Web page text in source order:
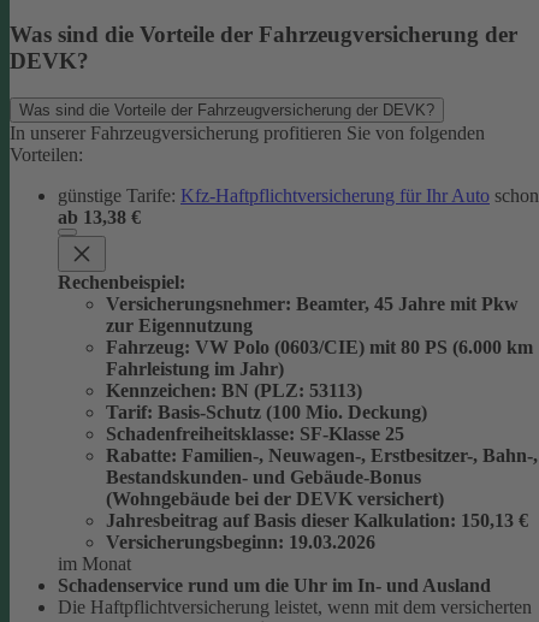
Was sind die Vorteile der Fahrzeugversicherung der
DEVK?
Was sind die Vorteile der Fahrzeugversicherung der DEVK?
In unserer Fahrzeugversicherung profitieren Sie von folgenden
Vorteilen:
günstige Tarife: Kfz-Haftpflichtversicherung für Ihr Auto schon
ab 13,38 €
Rechenbeispiel:
Versicherungsnehmer: Beamter, 45 Jahre mit Pkw
zur Eigennutzung
Fahrzeug: VW Polo (0603/CIE) mit 80 PS (6.000 km
Fahrleistung im Jahr)
Kennzeichen: BN (PLZ: 53113)
Tarif: Basis-Schutz (100 Mio. Deckung)
Schadenfreiheitsklasse: SF-Klasse 25
Rabatte: Familien-, Neuwagen-, Erstbesitzer-, Bahn-,
Bestandskunden- und Gebäude-Bonus
(Wohngebäude bei der DEVK versichert)
Jahresbeitrag auf Basis dieser Kalkulation: 150,13 €
Versicherungsbeginn: 19.03.2026
im Monat
Schadenservice rund um die Uhr im In- und Ausland
Die Haftpflichtversicherung leistet, wenn mit dem versicherten